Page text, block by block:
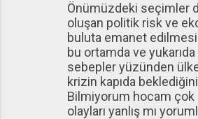
Önümüzdeki seçimler
oluşan politik risk ve
buluta emanet
bu ortamda ve yukarıda
sebepler yüzünden
krizin kapıda
Bilmiyorum hocam çok
olayları yanlış mı